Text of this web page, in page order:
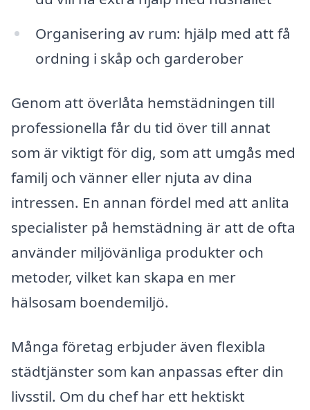
Organisering av rum: hjälp med att få
ordning i skåp och garderober
Genom att överlåta hemstädningen till
professionella får du tid över till annat
som är viktigt för dig, som att umgås med
familj och vänner eller njuta av dina
intressen. En annan fördel med att anlita
specialister på hemstädning är att de ofta
använder miljövänliga produkter och
metoder, vilket kan skapa en mer
hälsosam boendemiljö.
Många företag erbjuder även flexibla
städtjänster som kan anpassas efter din
livsstil. Om du chef har ett hektiskt